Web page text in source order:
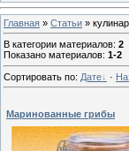
Главная » Статьи »
В категории материалов: 2
Показано материалов: 1-2
Сортировать по: Дате ·
Маринованные грибы